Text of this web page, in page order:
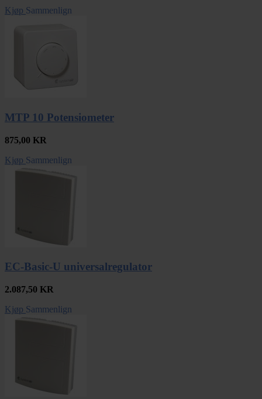
Kjøp Sammenlign
MTP 10 Potensiometer
875,00 KR
Kjøp Sammenlign
EC-Basic-U universalregulator
2.087,50 KR
Kjøp Sammenlign